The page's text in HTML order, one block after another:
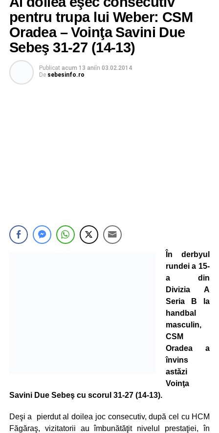
pentru trupa lui Weber: CSM
Oradea – Voinţa Savini Due
Sebeş 31-27 (14-13)
Publicat acum 13 aniîn 03.02.2014
De sebesinfo.ro
În derbyul
rundei a 15-
a din
Divizia A
Seria B la
handbal
masculin,
CSM
Oradea a
învins
astăzi
Voinţa
Savini Due Sebeş cu scorul 31-27 (14-13).
Deşi a
pierdut al doilea joc consecutiv, după cel cu HCM
Făgăraş, vizitatorii au îmbunătăţit nivelul prestaţiei, în